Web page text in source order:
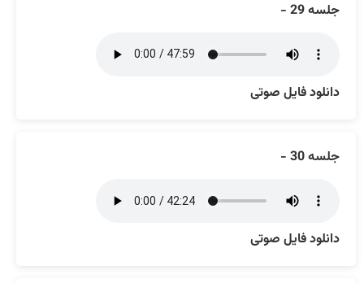
جلسه 29 -
دانلود فایل صوتی
جلسه 30 -
دانلود فایل صوتی